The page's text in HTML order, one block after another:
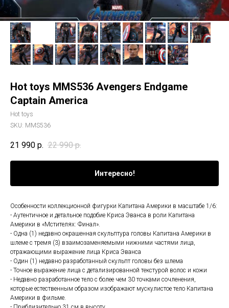
Hot toys MMS536 Avengers Endgame
Captain America
Hot toys
SKU: MMS536
21 990 р. 22 990 р.
Интересно!
Особенности коллекционной фигурки Капитана Америки в масштабе 1/6:
- Аутентичное и детальное подобие Криса Эванса в роли Капитана
Америки в «Мстителях: Финал».
- Одна (1) недавно окрашенная скульптура головы Капитана Америки в
шлеме с тремя (3) взаимозаменяемыми нижними частями лица,
отражающими выражение лица Криса Эванса
- Один (1) недавно разработанный скульпт головы без шлема
- Точное выражение лица с детализированной текстурой волос и кожи
- Недавно разработанное тело с более чем 30 точками сочленения,
которые естественным образом изображают мускулистое тело Капитана
Америки в фильме.